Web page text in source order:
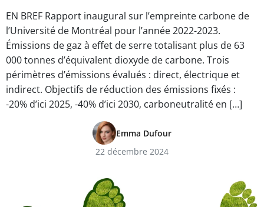
EN BREF Rapport inaugural sur l’empreinte carbone de
l’Université de Montréal pour l’année 2022-2023.
Émissions de gaz à effet de serre totalisant plus de 63
000 tonnes d’équivalent dioxyde de carbone. Trois
périmètres d’émissions évalués : direct, électrique et
indirect. Objectifs de réduction des émissions fixés :
-20% d’ici 2025, -40% d’ici 2030, carboneutralité en […]
Emma Dufour
22 décembre 2024